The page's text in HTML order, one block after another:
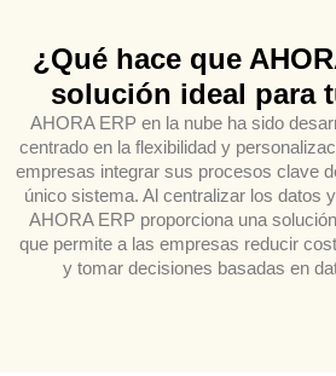
¿Qué hace que
solución ideal para
AHORA ERP en la nube ha sido
centrado en la flexibilidad y
empresas integrar sus procesos clave
único sistema. Al centralizar los datos
AHORA ERP proporciona una
que permite a las empresas reducir
y tomar decisiones basadas en